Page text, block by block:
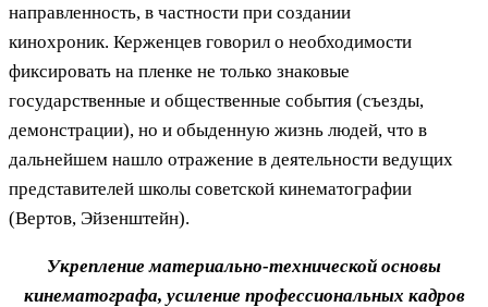
направленность, в частности при создании
кинохроник. Керженцев говорил о необходимости
фиксировать на пленке не только знаковые
государственные и общественные события (съезды,
демонстрации), но и обыденную жизнь людей, что в
дальнейшем нашло отражение в деятельности ведущих
представителей школы советской кинематографии
(Вертов, Эйзенштейн).
Укрепление материально-технической основы
кинематографа, усиление профессиональных кадров